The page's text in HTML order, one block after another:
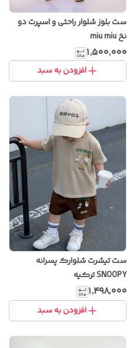
ست بلوز شلوار راحتی و اسپرت دو
نخ miu miu
۱٬۵۰۰٬۰۰۰
افزودن به سبد
ست تیشرت شلوارک پسرانه
SNOOPY ترکیه
۱٬۴۹۸٬۰۰۰
افزودن به سبد